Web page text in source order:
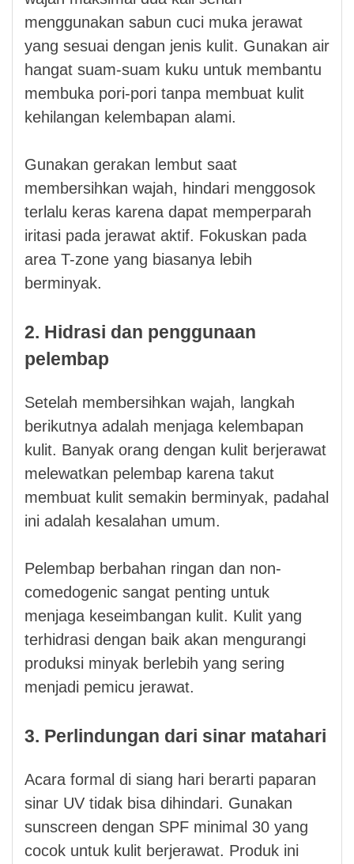
menggunakan sabun cuci muka jerawat
yang sesuai dengan jenis kulit. Gunakan air
hangat suam-suam kuku untuk membantu
membuka pori-pori tanpa membuat kulit
kehilangan kelembapan alami.
Gunakan gerakan lembut saat
membersihkan wajah, hindari menggosok
terlalu keras karena dapat memperparah
iritasi pada jerawat aktif. Fokuskan pada
area T-zone yang biasanya lebih
berminyak.
2. Hidrasi dan penggunaan
pelembap
Setelah membersihkan wajah, langkah
berikutnya adalah menjaga kelembapan
kulit. Banyak orang dengan kulit berjerawat
melewatkan pelembap karena takut
membuat kulit semakin berminyak, padahal
ini adalah kesalahan umum.
Pelembap berbahan ringan dan non-
comedogenic sangat penting untuk
menjaga keseimbangan kulit. Kulit yang
terhidrasi dengan baik akan mengurangi
produksi minyak berlebih yang sering
menjadi pemicu jerawat.
3. Perlindungan dari sinar matahari
Acara formal di siang hari berarti paparan
sinar UV tidak bisa dihindari. Gunakan
sunscreen dengan SPF minimal 30 yang
cocok untuk kulit berjerawat. Produk ini